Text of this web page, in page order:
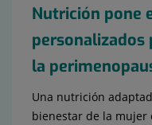
Nutrición pone
personalizados
la
Una nutrición
bienestar de la mujer